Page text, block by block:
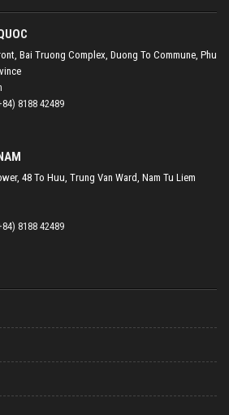
Bai Truong Complex, Duong To Commune, Phu
8188 42489
48 To Huu, Trung Van Ward, Nam Tu Liem
8188 42489